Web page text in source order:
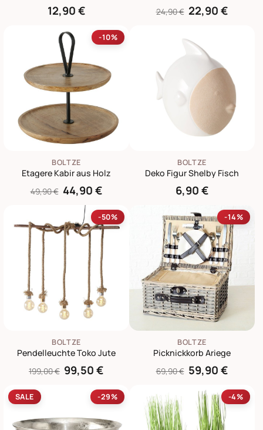
12,90 € 24,90 € 22,90 €
-10%
BOLTZE
Etagere Kabir aus Holz
49,90 € 44,90 €
BOLTZE
Deko Figur Shelby Fisch
6,90 €
-50%
BOLTZE
Pendelleuchte Toko Jute
199,00 € 99,50 €
-14%
BOLTZE
Picknickkorb Ariege
69,90 € 59,90 €
SALE -29% -4%